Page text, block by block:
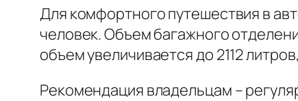
Для комфортного путешествия в
человек. Объем багажного
объем увеличивается до 2112
Рекомендация владельцам –